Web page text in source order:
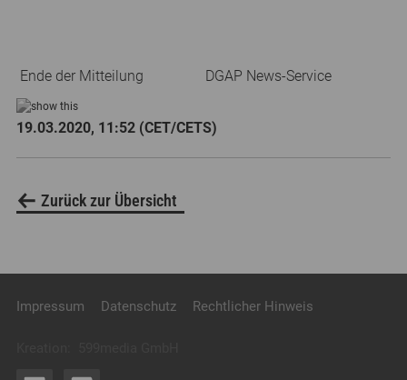
Ende der Mitteilung DGAP News-Service
19.03.2020, 11:52 (CET/CETS)
Zurück zur Übersicht
Impressum Datenschutz Rechtlicher Hinweis